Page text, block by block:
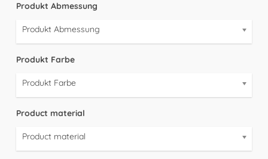
Produkt Abmessung
Produkt Abmessung
Produkt Farbe
Produkt Farbe
Product material
Product material